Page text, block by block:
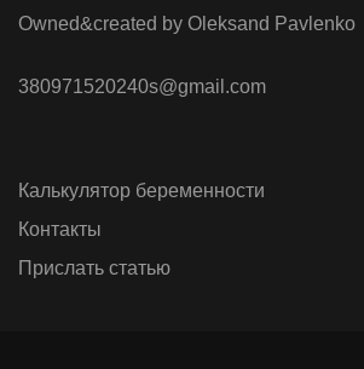
Owned&created by Oleksand Pavlenko
380971520240s@gmail.com
Калькулятор беременности
Контакты
Прислать статью